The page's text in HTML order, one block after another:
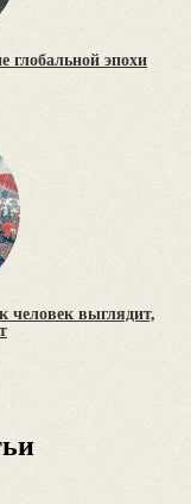
глобальной эпохи
человек выглядит,